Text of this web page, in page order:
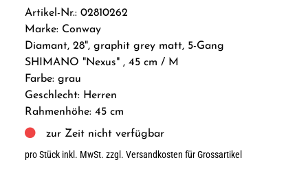
Artikel-Nr.: 02810262
Marke: Conway
Diamant, 28", graphit grey matt, 5-Gang
SHIMANO "Nexus" , 45 cm / M
Farbe: grau
Geschlecht: Herren
Rahmenhöhe: 45 cm
zur Zeit nicht verfügbar
pro Stück inkl. MwSt. zzgl. Versandkosten für Grossartikel